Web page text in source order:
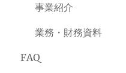
事業紹介
業務・財務資料
FAQ